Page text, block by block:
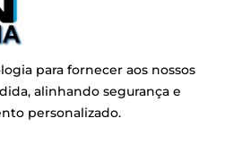
para fornecer aos nossos
alinhando segurança e
personalizado.